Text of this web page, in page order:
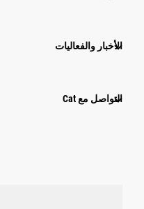
الأخبار والفعاليات
التواصل مع Cat